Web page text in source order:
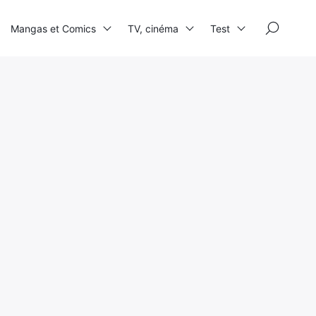
Mangas et Comics TV, cinéma Test